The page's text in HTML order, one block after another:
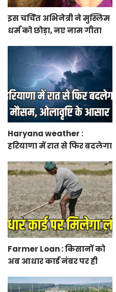
इस चर्चित अभिनेत्री ने मुस्लिम
धर्म को छोड़ा, नए नाम गीता
Haryana weather :
हरियाणा में रात से फिर बदलेगा
Farmer Loan : किसानों को
अब आधार कार्ड नंबर पर ही
से एमओयू करेगी सरकार